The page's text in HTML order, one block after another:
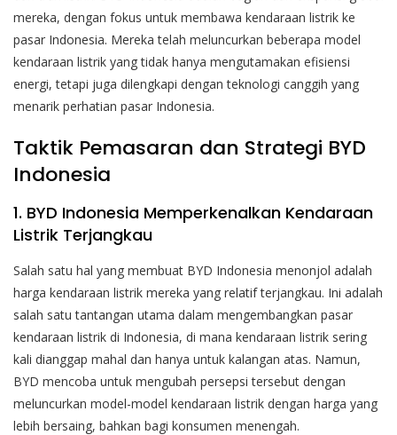
mereka, dengan fokus untuk membawa kendaraan listrik ke
pasar Indonesia. Mereka telah meluncurkan beberapa model
kendaraan listrik yang tidak hanya mengutamakan efisiensi
energi, tetapi juga dilengkapi dengan teknologi canggih yang
menarik perhatian pasar Indonesia.
Taktik Pemasaran dan Strategi BYD
Indonesia
1. BYD Indonesia Memperkenalkan Kendaraan
Listrik Terjangkau
Salah satu hal yang membuat BYD Indonesia menonjol adalah
harga kendaraan listrik mereka yang relatif terjangkau. Ini adalah
salah satu tantangan utama dalam mengembangkan pasar
kendaraan listrik di Indonesia, di mana kendaraan listrik sering
kali dianggap mahal dan hanya untuk kalangan atas. Namun,
BYD mencoba untuk mengubah persepsi tersebut dengan
meluncurkan model-model kendaraan listrik dengan harga yang
lebih bersaing, bahkan bagi konsumen menengah.